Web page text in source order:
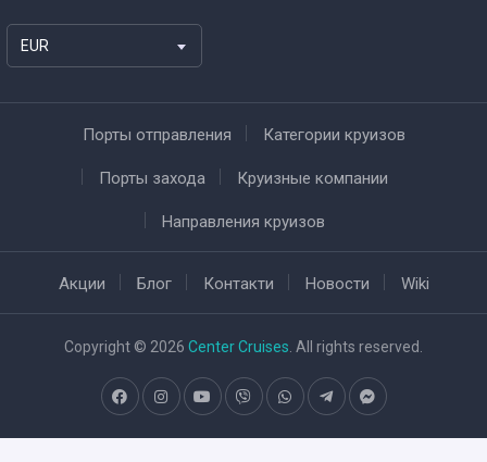
EUR
Порты отправления Категории круизов
Порты захода Круизные компании
Направления круизов
Акции Блог Контакти Новости Wiki
Copyright © 2026 Center Cruises. All rights reserved.